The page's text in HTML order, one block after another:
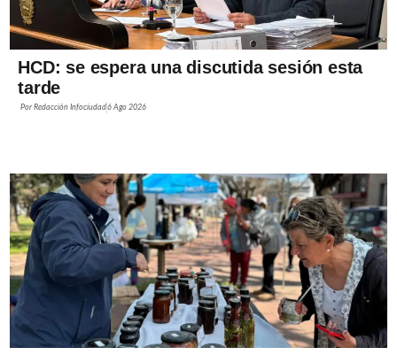
HCD: se espera una discutida sesión esta
tarde
PorRedacción Infociudad6 Ago 2026